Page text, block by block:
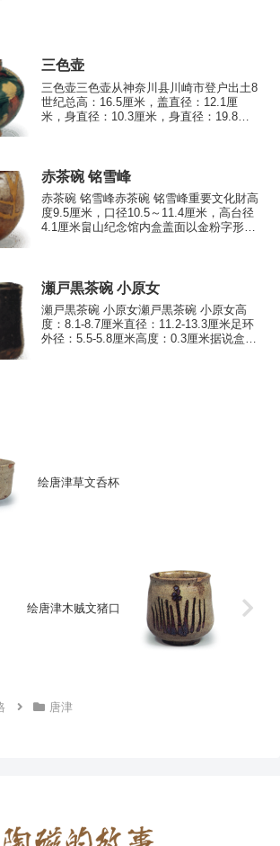
三色壶
三色壶三色壶从神奈川县川崎市登户出土8
世纪总高：16.5厘米，盖直径：12.1厘
米，身直径：10.3厘米，身直径：19.8厘
当时...
赤茶碗 铭雪峰
赤茶碗 铭雪峰赤茶碗 铭雪峰重要文化財高
度9.5厘米，口径10.5～11.4厘米，高台径
4.1厘米畠山纪念馆内盒盖面以金粉字形书
原...
瀬戸黒茶碗 小原女
瀬戸黒茶碗 小原女瀬戸黒茶碗 小原女高
度：8.1-8.7厘米直径：11.2-13.3厘米足环
外径：5.5-5.8厘米高度：0.3厘米据说盒盖
绘唐津草文呑杯
绘唐津木贼文猪口
唐津